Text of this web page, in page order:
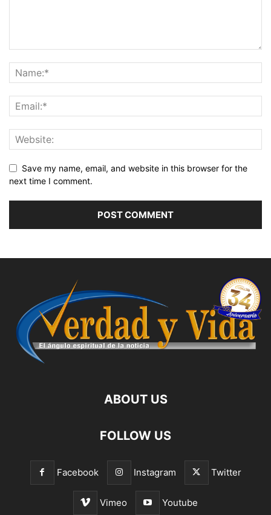
Save my name, email, and website in this browser for the
next time I comment.
ABOUT US
FOLLOW US
Facebook Instagram Twitter
Vimeo Youtube